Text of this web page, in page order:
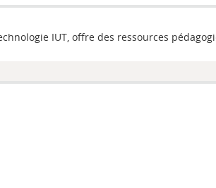
IUT, offre des ressources